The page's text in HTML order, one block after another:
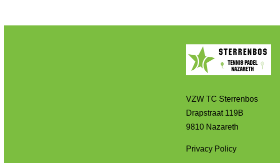
VZW TC Sterrenbos
Drapstraat 119B
9810 Nazareth
Privacy Policy